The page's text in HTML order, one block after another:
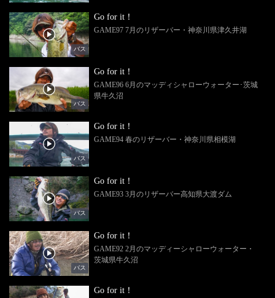
バス
Go for it！
GAME97 7月のリザーバー・神奈川県津久井湖
バス
Go for it！
GAME96 6月のマッディシャローウォーター･茨城
県牛久沼
バス
Go for it！
GAME94 春のリザーバー・神奈川県相模湖
バス
Go for it！
GAME93 3月のリザーバー高知県大渡ダム
バス
Go for it！
GAME92 2月のマッディーシャローウォーター・
茨城県牛久沼
Go for it！